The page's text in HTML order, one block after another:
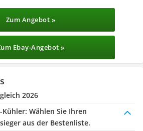
Zum Angebot »
Ebay-Angebot »
2026
Kühler: Wählen Sie Ihren
aus der Bestenliste.